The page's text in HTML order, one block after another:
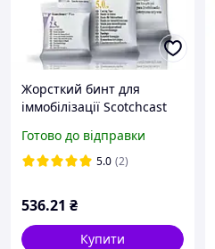
Жорсткий бинт для
іммобілізації Scotchcast
Готово до відправки
5.0 (2)
536.21 ₴
Купити